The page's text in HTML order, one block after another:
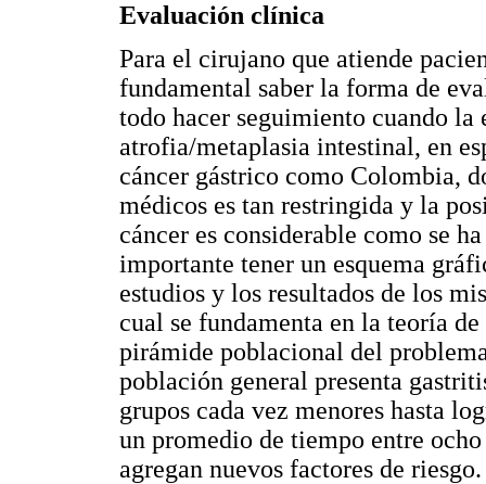
Evaluación clínica
Para el cirujano que atiende
fundamental saber la forma de
todo hacer seguimiento cuando
atrofia/metaplasia intestinal, en
cáncer gástrico como Colombia,
médicos es tan restringida y la
cáncer es considerable como se
importante tener un esquema
estudios y los resultados de los
cual se fundamenta en la teoría
pirámide poblacional del
población general presenta
grupos cada vez menores hasta
un promedio de tiempo entre
agregan nuevos factores de riesgo.